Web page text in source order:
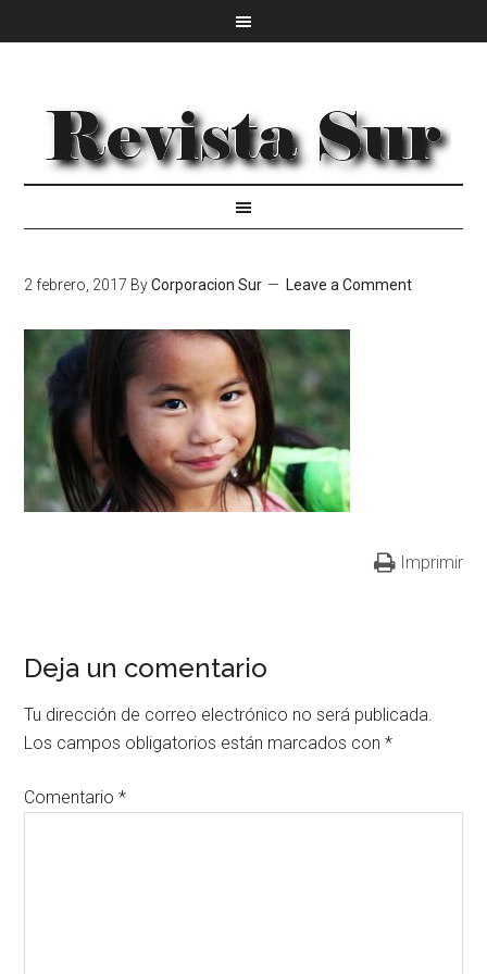
2 febrero, 2017 ByCorporacion Sur Leave a Comment
Imprimir
Deja un comentario
Tu dirección de correo electrónico no será publicada.
Los campos obligatorios están marcados con*
Comentario*